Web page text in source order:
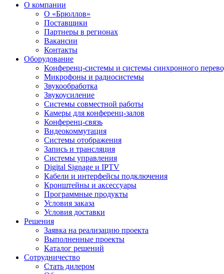
О компании
О «Брюллов»
Поставщики
Партнеры в регионах
Вакансии
Контакты
Оборудование
Конференц-системы и системы синхронного
Микрофоны и радиосистемы
Звукообработка
Звукоусиление
Системы совместной работы
Камеры для конференц-залов
Конференц-связь
Видеокоммутация
Системы отображения
Запись и трансляция
Системы управления
Digital Signage и IPTV
Кабели и интерфейсы подключения
Кронштейны и аксессуары
Программные продукты
Условия заказа
Условия доставки
Решения
Заявка на реализацию проекта
Выполненные проекты
Каталог решений
Сотрудничество
Стать дилером